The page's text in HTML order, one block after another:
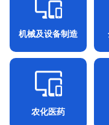
机械及设备制造
农化医药